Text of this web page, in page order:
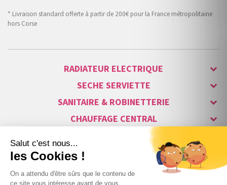
* Livraison standard offerte à partir de 200€ pour la France métropolitaine
hors Corse
RADIATEUR ELECTRIQUE
SECHE SERVIETTE
SANITAIRE & ROBINETTERIE
CHAUFFAGE CENTRAL
ALARME & SÉCURITÉ
MAISON CONNECTÉE
VISIOPHONE & INTERPHONE